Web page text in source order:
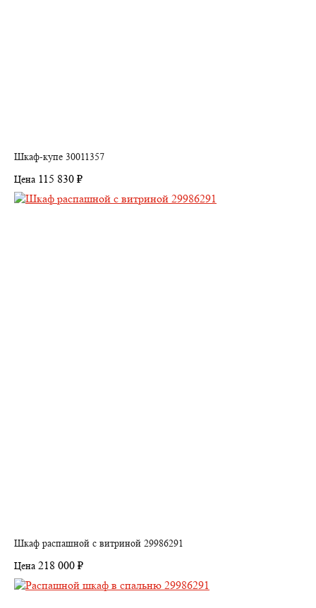
Шкаф-купе 30011357
Цена 115 830 ₽
Шкаф распашной с витриной 29986291
Цена 218 000 ₽